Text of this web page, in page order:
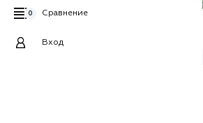
Сравнение
0
Вход